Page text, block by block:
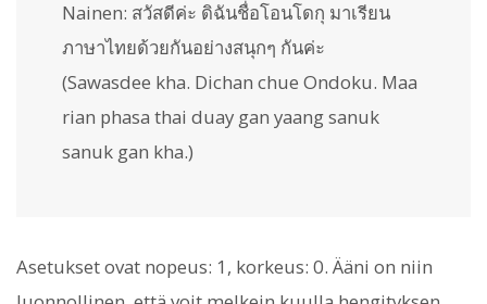
Nainen: สวัสดีค่ะ ดิฉันชื่อโอนโดกุ มาเรียน
ภาษาไทยด้วยกันอย่างสนุกๆ กันค่ะ
(Sawasdee kha. Dichan chue Ondoku. Maa
rian phasa thai duay gan yaang sanuk
sanuk gan kha.)
Asetukset ovat nopeus: 1, korkeus: 0. Ääni on niin